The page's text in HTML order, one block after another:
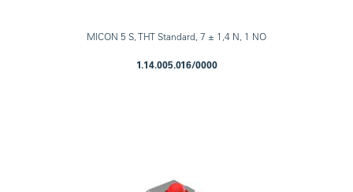
MICON 5 S, THT Standard, 7 ± 1,4 N, 1 NO
1.14.005.016/0000